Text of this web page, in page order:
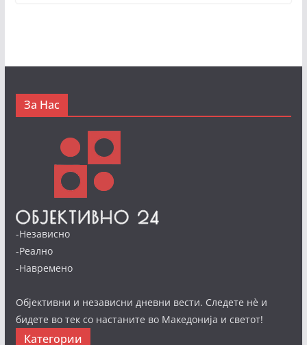
За Нас
-Независно
-Реално
-Навремено
Објективни и независни дневни вести. Следете нè и
бидете во тек со настаните во Македонија и светот!
Категории